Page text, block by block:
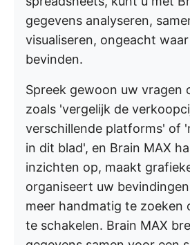
gegevens analyseren,
visualiseren, ongeacht
bevinden.
Spreek gewoon uw vragen
zoals 'vergelijk de
verschillende platforms' of
in dit blad', en Brain MAX
inzichten op, maakt
organiseert uw
meer handmatig te zoeken
te schakelen. Brain MAX